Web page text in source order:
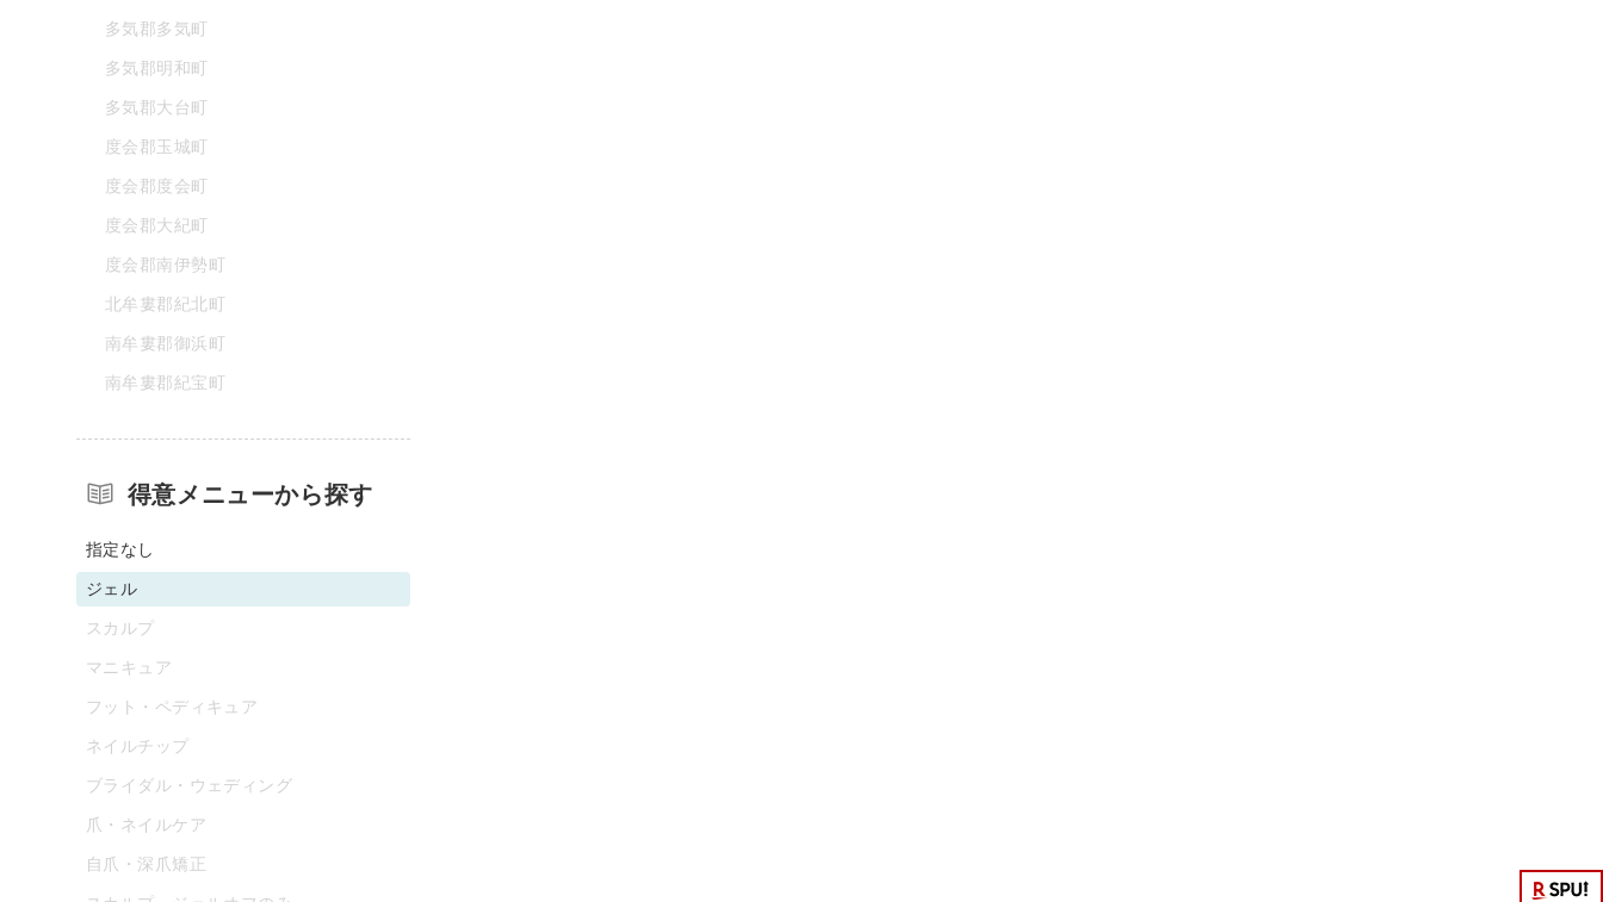
多気郡多気町
多気郡明和町
多気郡大台町
度会郡玉城町
度会郡度会町
度会郡大紀町
度会郡南伊勢町
北牟婁郡紀北町
南牟婁郡御浜町
南牟婁郡紀宝町
得意メニューから探す
指定なし
ジェル
スカルプ
マニキュア
フット・ペディキュア
ネイルチップ
ブライダル・ウェディング
爪・ネイルケア
自爪・深爪矯正